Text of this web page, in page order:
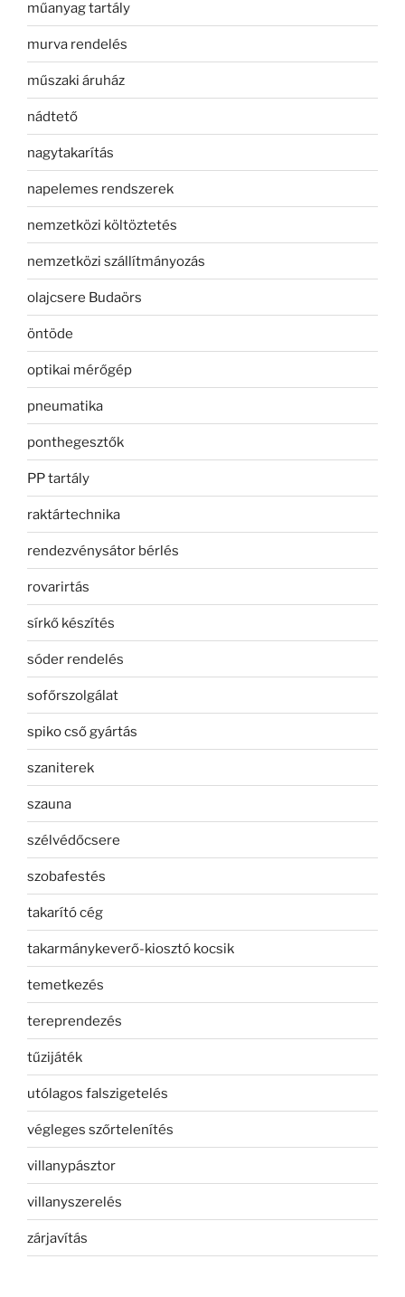
műanyag tartály
murva rendelés
műszaki áruház
nádtető
nagytakarítás
napelemes rendszerek
nemzetközi költöztetés
nemzetközi szállítmányozás
olajcsere Budaörs
öntöde
optikai mérőgép
pneumatika
ponthegesztők
PP tartály
raktártechnika
rendezvénysátor bérlés
rovarirtás
sírkő készítés
sóder rendelés
sofőrszolgálat
spiko cső gyártás
szaniterek
szauna
szélvédőcsere
szobafestés
takarító cég
takarmánykeverő-kiosztó kocsik
temetkezés
tereprendezés
tűzijáték
utólagos falszigetelés
végleges szőrtelenítés
villanypásztor
villanyszerelés
zárjavítás